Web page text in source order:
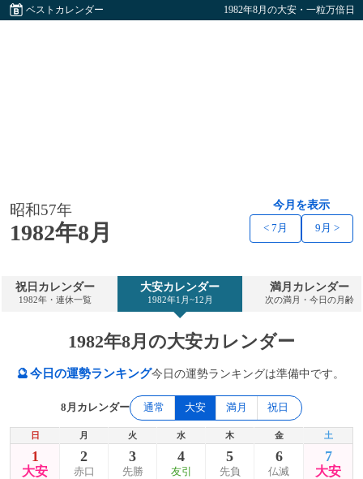
ベストカレンダー 1982年8月の大安・一粒万倍日
昭和57年
1982年8月
今月を表示
< 7月 9月 >
祝日カレンダー
1982年・連休一覧
大安カレンダー
1982年1月~12月
満月カレンダー
次の満月・今日の月齢
1982年8月の大安カレンダー
🔮今日の運勢ランキング今日の運勢ランキングは準備中です。
8月カレンダー 通常 大安 満月 祝日
日 月 火 水 木 金 土
1
大安
2
赤口
3
先勝
4
友引
5
先負
6
仏滅
7
大安